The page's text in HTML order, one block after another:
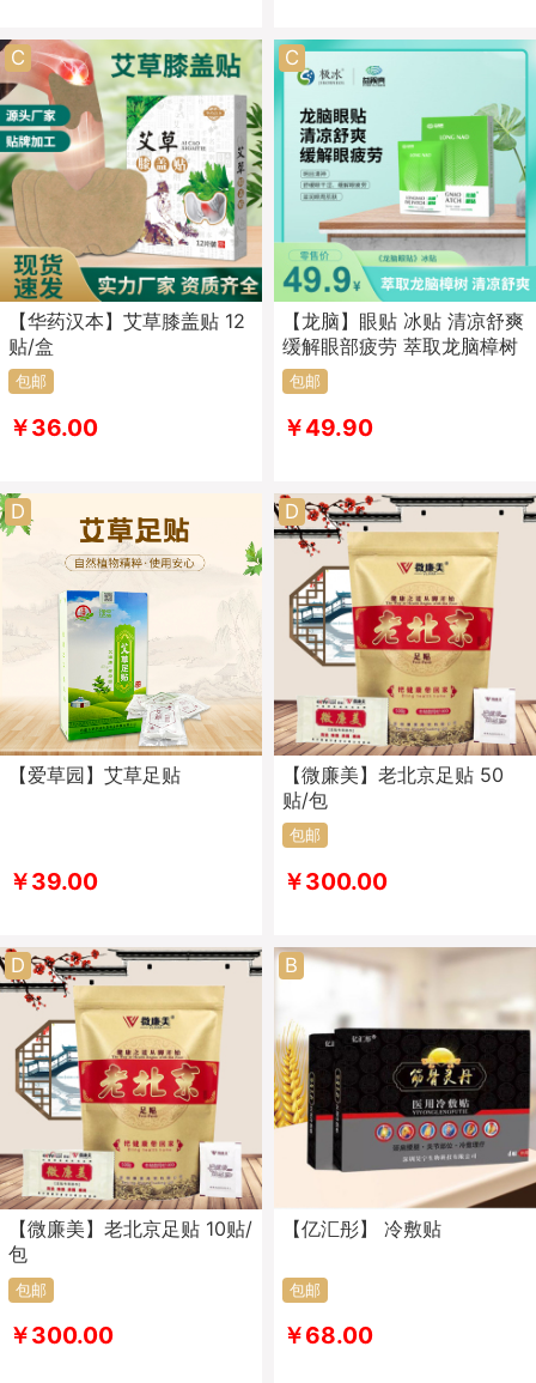
C
【华药汉本】艾草膝盖贴 12
贴/盒
包邮
￥36.00
C
【龙脑】眼贴 冰贴 清凉舒爽
缓解眼部疲劳 萃取龙脑樟树
包邮
￥49.90
D
【爱草园】艾草足贴
￥39.00
D
【微廉美】老北京足贴 50
贴/包
包邮
￥300.00
D
【微廉美】老北京足贴 10贴/
包
包邮
￥300.00
B
【亿汇彤】 冷敷贴
包邮
￥68.00